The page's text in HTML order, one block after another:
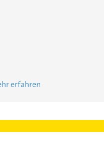
erfahren